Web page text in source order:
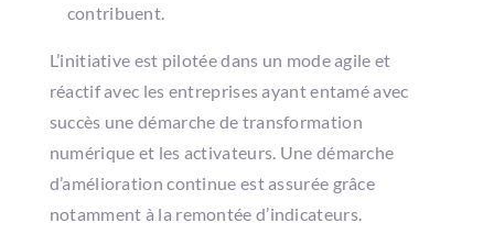
contribuent.
L’initiative est pilotée dans un mode agile et
réactif avec les entreprises ayant entamé avec
succès une démarche de transformation
numérique et les activateurs. Une démarche
d’amélioration continue est assurée grâce
notamment à la remontée d’indicateurs.